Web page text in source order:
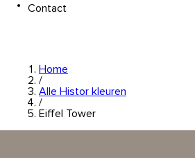
Contact
Home
/
Alle Histor kleuren
/
Eiffel Tower